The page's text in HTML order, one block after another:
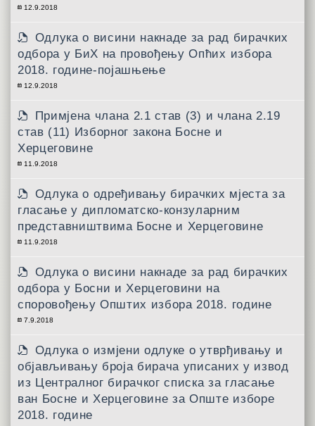
12.9.2018
Одлука о висини накнаде за рад бирачких
одбора у БиХ на провођењу Опћих избора
2018. године-појашњење
12.9.2018
Примјена члана 2.1 став (3) и члана 2.19
став (11) Изборног закона Босне и
Херцеговине
11.9.2018
Одлука о одређивању бирачких мјеста за
гласање у дипломатско-конзуларним
представништвима Босне и Херцеговине
11.9.2018
Одлука о висини накнаде за рад бирачких
одбора у Босни и Херцеговини на
споровођењу Општих избора 2018. године
7.9.2018
Одлука о измјени одлуке о утврђивању и
објављивању броја бирача уписаних у извод
из Централног бирачког списка за гласање
ван Босне и Херцеговине за Опште изборе
2018. године